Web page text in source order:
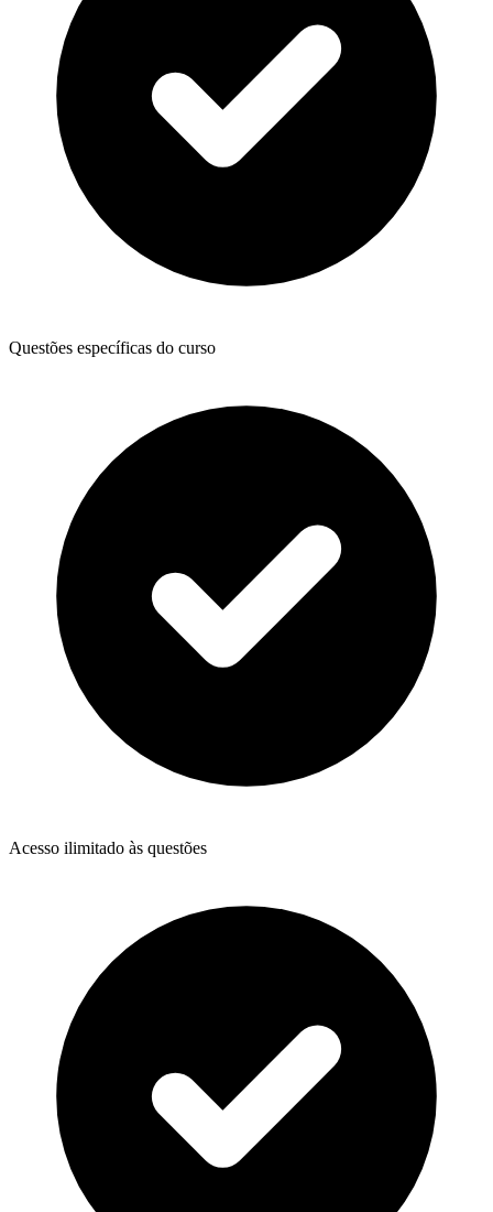
Questões específicas do curso
Acesso ilimitado às questões